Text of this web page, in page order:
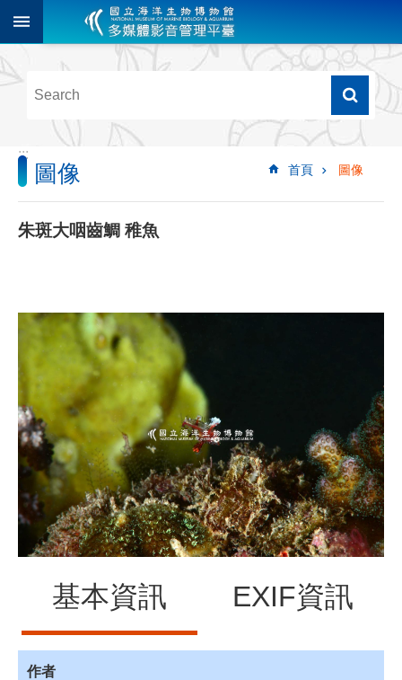
跳到主要內容區塊
階
尋
多
媒
體
檢
像
音
源
訊
息
布
詢
會
員
專
:::
首頁 圖像
圖像
朱斑大咽齒鯛 稚魚
基本資訊 EXIF資訊
作者